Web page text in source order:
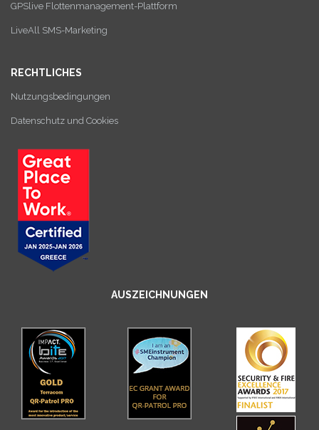
GPSlive Flottenmanagement-Plattform
LiveAll SMS-Marketing
RECHTLICHES
Nutzungsbedingungen
Datenschutz und Cookies
AUSZEICHNUNGEN